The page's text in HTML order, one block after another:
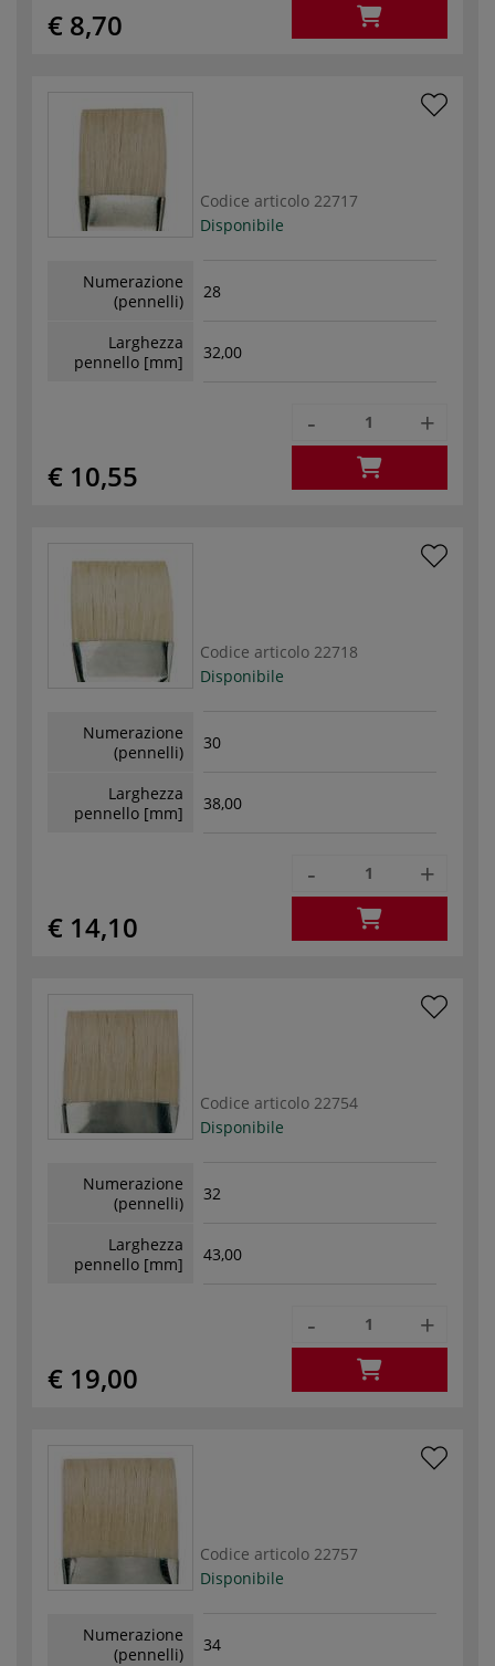
€ 8,70
Codice articolo 22717
Disponibile
Numerazione
(pennelli)
28
Larghezza
pennello [mm]
32,00
€ 10,55
- +
Codice articolo 22718
Disponibile
Numerazione
(pennelli)
30
Larghezza
pennello [mm]
38,00
€ 14,10
- +
Codice articolo 22754
Disponibile
Numerazione
(pennelli)
32
Larghezza
pennello [mm]
43,00
€ 19,00
- +
Codice articolo 22757
Disponibile
Numerazione
(pennelli)
34